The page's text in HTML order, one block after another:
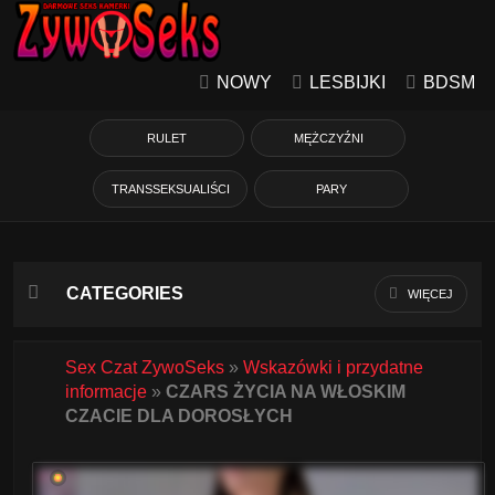
NOWY LESBIJKI BDSM
RULET MĘŻCZYŹNI
TRANSSEKSUALIŚCI PARY
CATEGORIES WIĘCEJ
Azjatycka
Babcie
Białe Dziewczyny
Sex Czat ZywoSeks » Wskazówki i przydatne
informacje » CZARS ŻYCIA NA WŁOSKIM
CZACIE DLA DOROSŁYCH